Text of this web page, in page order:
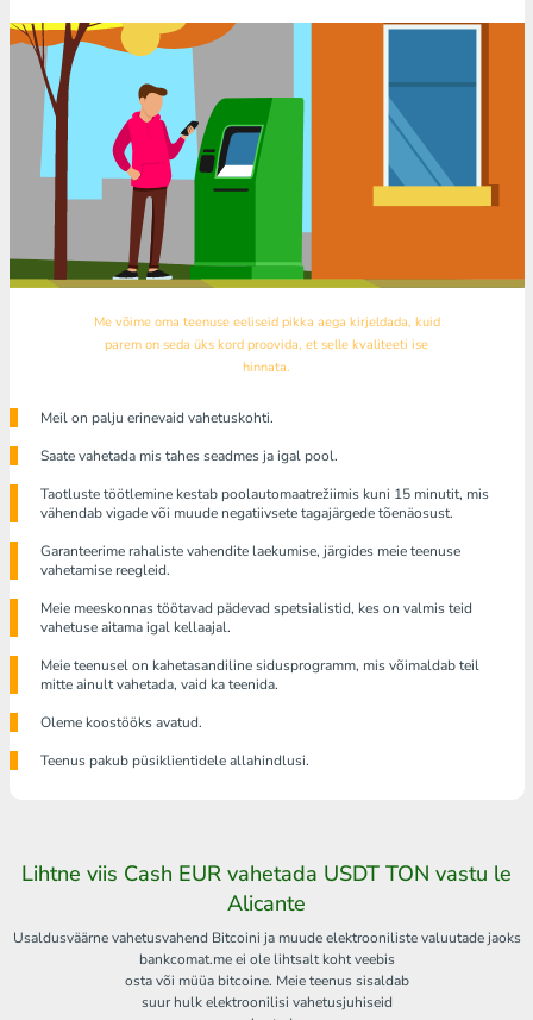
Me võime oma teenuse eeliseid pikka aega kirjeldada, kuid
parem on seda üks kord proovida, et selle kvaliteeti ise
hinnata.
Meil ​​on palju erinevaid vahetuskohti.
Saate vahetada mis tahes seadmes ja igal pool.
Taotluste töötlemine kestab poolautomaatrežiimis kuni 15 minutit, mis
vähendab vigade või muude negatiivsete tagajärgede tõenäosust.
Garanteerime rahaliste vahendite laekumise, järgides meie teenuse
vahetamise reegleid.
Meie meeskonnas töötavad pädevad spetsialistid, kes on valmis teid
vahetuse aitama igal kellaajal.
Meie teenusel on kahetasandiline sidusprogramm, mis võimaldab teil
mitte ainult vahetada, vaid ka teenida.
Oleme koostööks avatud.
Teenus pakub püsiklientidele allahindlusi.
Lihtne viis Cash EUR vahetada USDT TON vastu le
Alicante
Usaldusväärne vahetusvahend Bitcoini ja muude elektrooniliste valuutade jaoks
bankcomat.me ei ole lihtsalt koht veebis
osta või müüa bitcoine. Meie teenus sisaldab
suur hulk elektroonilisi vahetusjuhiseid